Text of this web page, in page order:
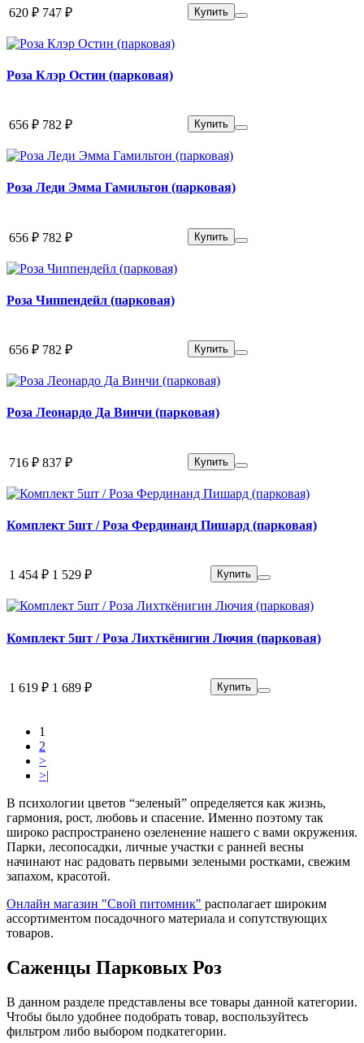
620 ₽ 747 ₽ Купить
Роза Клэр Остин (парковая)
656 ₽ 782 ₽ Купить
Роза Леди Эмма Гамильтон (парковая)
656 ₽ 782 ₽ Купить
Роза Чиппендейл (парковая)
656 ₽ 782 ₽ Купить
Роза Леонардо Да Винчи (парковая)
716 ₽ 837 ₽ Купить
Комплект 5шт / Роза Фердинанд Пишард (парковая)
1 454 ₽ 1 529 ₽ Купить
Комплект 5шт / Роза Лихткёнигин Лючия (парковая)
1 619 ₽ 1 689 ₽ Купить
1
2
>
>|
В психологии цветов “зеленый” определяется как жизнь,
гармония, рост, любовь и спасение. Именно поэтому так
широко распространено озеленение нашего с вами окружения.
Парки, лесопосадки, личные участки с ранней весны
начинают нас радовать первыми зелеными ростками, свежим
запахом, красотой.
Онлайн магазин "Свой питомник" располагает широким
ассортиментом посадочного материала и сопутствующих
товаров.
Саженцы Парковых Роз
В данном разделе представлены все товары данной категории.
Чтобы было удобнее подобрать товар, воспользуйтесь
фильтром либо выбором подкатегории.